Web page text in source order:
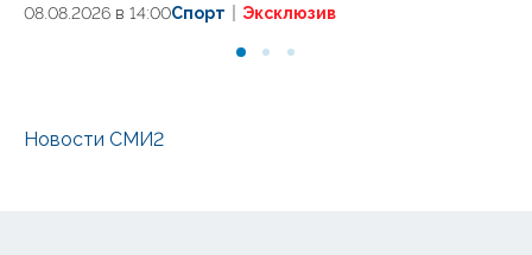
08.08.2026 в 14:00Спорт Эксклюзив
Новости СМИ2